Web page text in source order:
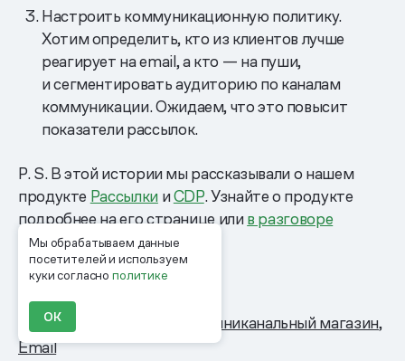
Мы обрабатываем данные
посетителей и используем
куки согласнополитике
ОК
Настроить коммуникационную политику.
Хотим определить, кто из клиентов лучше
реагирует на email, а кто — на пуши,
и сегментировать аудиторию по каналам
коммуникации. Ожидаем, что это повысит
показатели рассылок.
P. S. В этой истории мы рассказывали о нашем
продукте РассылкииCDP. Узнайте о продукте
подробнее на его странице илив разговоре
с консультантом.
Теги:
Омниканальный магазин
Email